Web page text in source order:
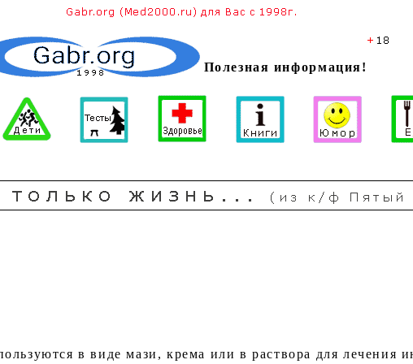
Полезная информация!
в виде мази, крема или в раствора для лечения